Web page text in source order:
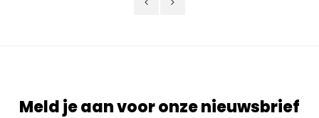
Meld je aan voor onze nieuwsbrief